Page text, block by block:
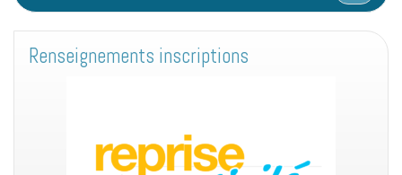
Renseignements inscriptions